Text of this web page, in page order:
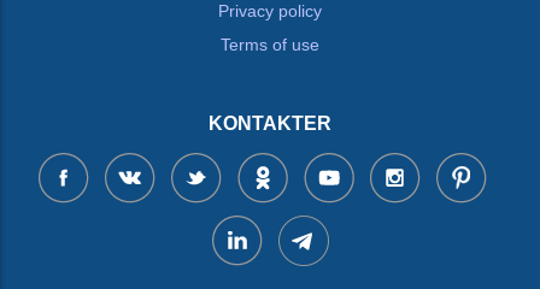
Privacy policy
Terms of use
KONTAKTER